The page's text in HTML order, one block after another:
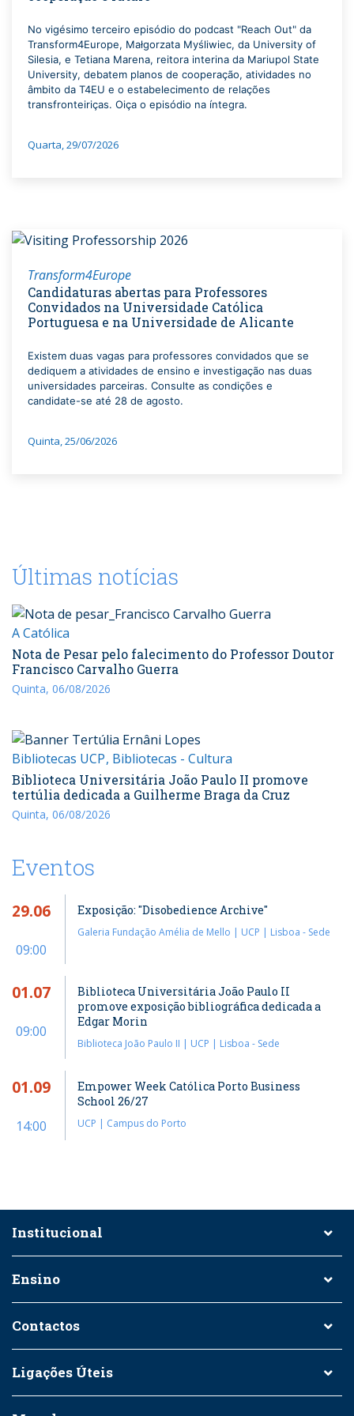
No vigésimo terceiro episódio do podcast "Reach Out" da
Transform4Europe, Małgorzata Myśliwiec, da University of
Silesia, e Tetiana Marena, reitora interina da Mariupol State
University, debatem planos de cooperação, atividades no
âmbito da T4EU e o estabelecimento de relações
transfronteiriças. Oiça o episódio na íntegra.
Quarta, 29/07/2026
Transform4Europe
Candidaturas abertas para Professores
Convidados na Universidade Católica
Portuguesa e na Universidade de Alicante
Existem duas vagas para professores convidados que se
dediquem a atividades de ensino e investigação nas duas
universidades parceiras. Consulte as condições e
candidate-se até 28 de agosto.
Quinta, 25/06/2026
Últimas notícias
A Católica
Nota de Pesar pelo falecimento do Professor Doutor
Francisco Carvalho Guerra
Quinta, 06/08/2026
Bibliotecas UCP Bibliotecas - Cultura
Biblioteca Universitária João Paulo II promove
tertúlia dedicada a Guilherme Braga da Cruz
Quinta, 06/08/2026
Eventos
29.06
09:00
Exposição: "Disobedience Archive"
Galeria Fundação Amélia de Mello | UCP | Lisboa - Sede
01.07
09:00
Biblioteca Universitária João Paulo II
promove exposição bibliográfica dedicada a
Edgar Morin
Biblioteca João Paulo II | UCP | Lisboa - Sede
01.09
14:00
Empower Week Católica Porto Business
School 26/27
UCP | Campus do Porto
Institucional
Ensino
Contactos
Ligações Úteis